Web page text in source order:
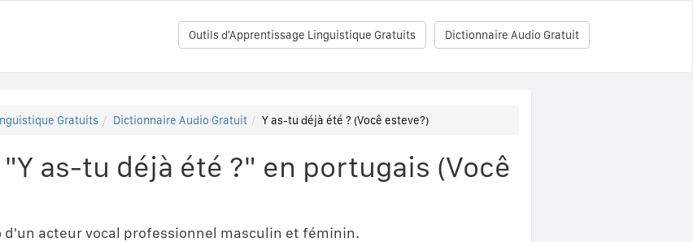
Dictionnaire Audio Gratuit
Outils d'Apprentissage Linguistique Gratuits
Gratuits Dictionnaire Audio Gratuit Y as-tu déjà été ? (Você esteve?)
as-tu déjà été ?" en portugais (Você
d'un acteur vocal professionnel masculin et féminin.